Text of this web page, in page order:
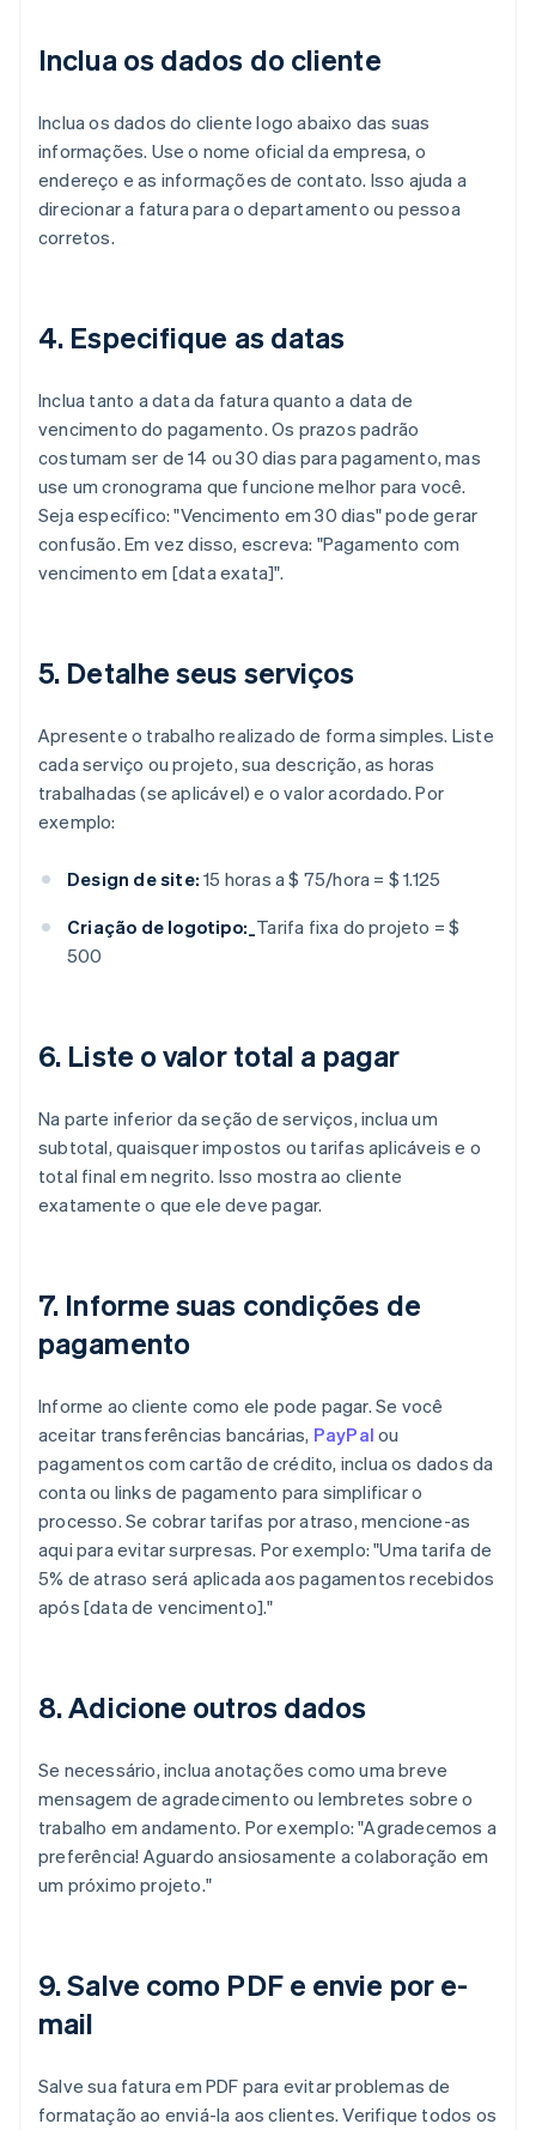
Inclua os dados do cliente
Inclua os dados do cliente logo abaixo das suas
informações. Use o nome oficial da empresa, o
endereço e as informações de contato. Isso ajuda a
direcionar a fatura para o departamento ou pessoa
corretos.
4. Especifique as datas
Inclua tanto a data da fatura quanto a data de
vencimento do pagamento. Os prazos padrão
costumam ser de 14 ou 30 dias para pagamento, mas
use um cronograma que funcione melhor para você.
Seja específico: "Vencimento em 30 dias" pode gerar
confusão. Em vez disso, escreva: "Pagamento com
vencimento em [data exata]".
5. Detalhe seus serviços
Apresente o trabalho realizado de forma simples. Liste
cada serviço ou projeto, sua descrição, as horas
trabalhadas (se aplicável) e o valor acordado. Por
exemplo:
Design de site: 15 horas a $ 75/hora = $ 1.125
Criação de logotipo:_ Tarifa fixa do projeto = $
500
6. Liste o valor total a pagar
Na parte inferior da seção de serviços, inclua um
subtotal, quaisquer impostos ou tarifas aplicáveis e o
total final em negrito. Isso mostra ao cliente
exatamente o que ele deve pagar.
7. Informe suas condições de
pagamento
Informe ao cliente como ele pode pagar. Se você
aceitar transferências bancárias, PayPal ou
pagamentos com cartão de crédito, inclua os dados da
conta ou links de pagamento para simplificar o
processo. Se cobrar tarifas por atraso, mencione-as
aqui para evitar surpresas. Por exemplo: "Uma tarifa de
5% de atraso será aplicada aos pagamentos recebidos
após [data de vencimento]."
8. Adicione outros dados
Se necessário, inclua anotações como uma breve
mensagem de agradecimento ou lembretes sobre o
trabalho em andamento. Por exemplo: "Agradecemos a
preferência! Aguardo ansiosamente a colaboração em
um próximo projeto."
9. Salve como PDF e envie por e-
mail
Salve sua fatura em PDF para evitar problemas de
formatação ao enviá-la aos clientes. Verifique todos os